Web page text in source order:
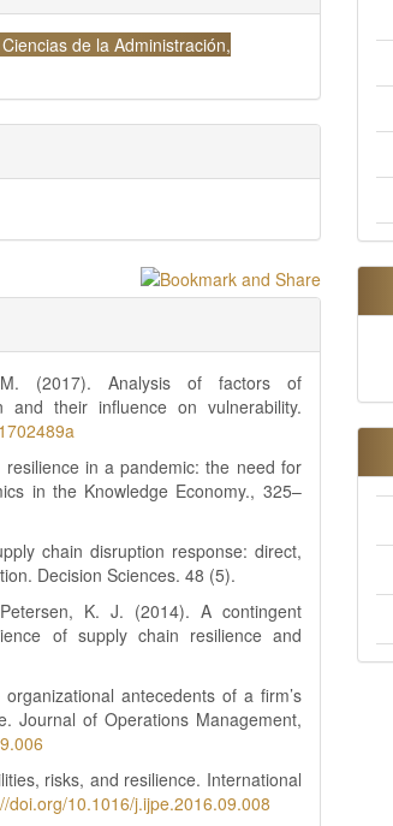
de la Administración,
(2017). Analysis of factors of
and their influence on vulnerability.
in a pandemic: the need for
in the Knowledge Economy., 325–
chain disruption response: direct,
Decision Sciences. 48 (5).
K. J. (2014). A contingent
of supply chain resilience and
antecedents of a firm’s
Journal of Operations Management,
risks, and resilience. International
doi.org/10.1016/j.ijpe.2016.09.008